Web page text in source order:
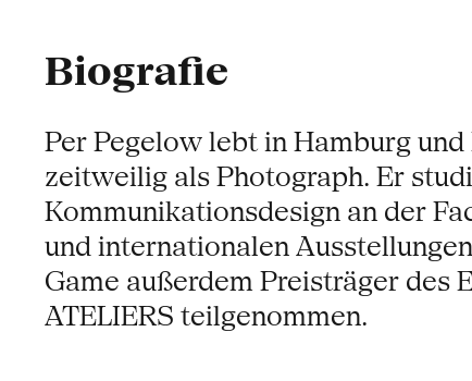
Biografie
Per Pegelow lebt in Hamburg
zeitweilig als Photograph. Er
Kommunikationsdesign an der
und internationalen
Game außerdem Preisträger des
ATELIERS teilgenommen.